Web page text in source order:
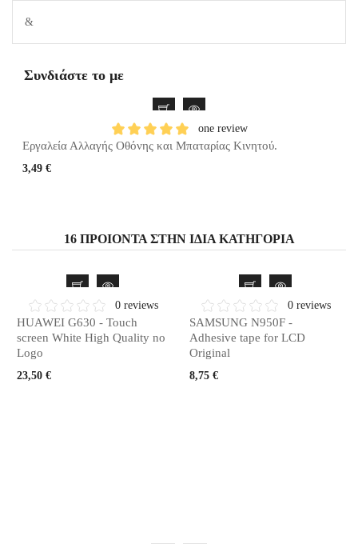
&
Συνδιάστε το με
one review
Εργαλεία Αλλαγής Οθόνης και Μπαταρίας Κινητού.
3,49 €
16 ΠΡΟΙΌΝΤΑ ΣΤΗΝ ΊΔΙΑ ΚΑΤΗΓΟΡΊΑ
0 reviews
HUAWEI G630 - Touch
screen White High Quality no
Logo
23,50 €
0 reviews
SAMSUNG N950F -
Adhesive tape for LCD
Original
8,75 €